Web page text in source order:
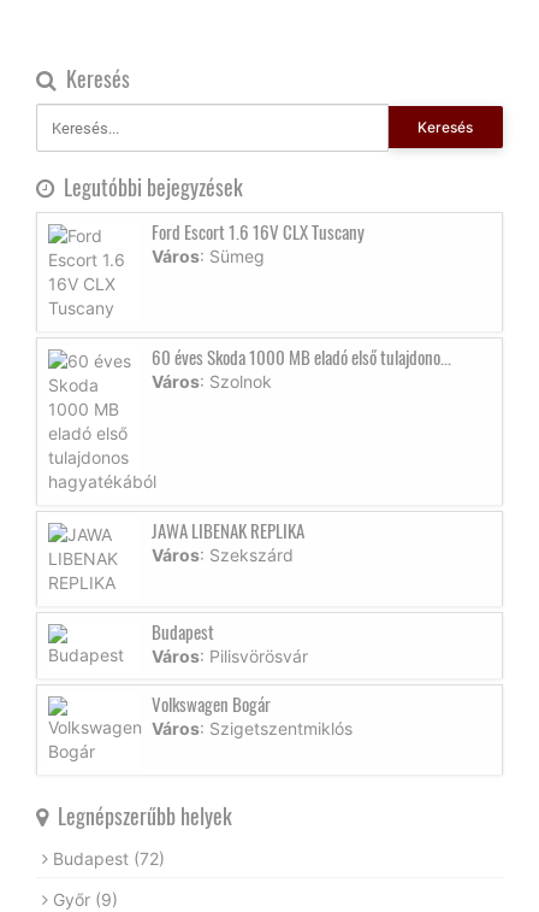
Keresés
Keresés
Legutóbbi bejegyzések
Ford Escort 1.6 16V CLX Tuscany
Város: Sümeg
60 éves Skoda 1000 MB eladó első tulajdono...
Város: Szolnok
JAWA LIBENAK REPLIKA
Város: Szekszárd
Budapest
Város: Pilisvörösvár
Volkswagen Bogár
Város: Szigetszentmiklós
Legnépszerűbb helyek
Budapest (72)
Győr (9)